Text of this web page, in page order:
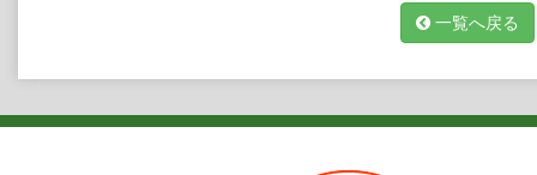
一覧へ戻る